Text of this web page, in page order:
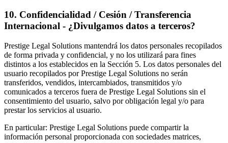
10. Confidencialidad / Cesión / Transferencia
Internacional - ¿Divulgamos datos a terceros?
Prestige Legal Solutions mantendrá los datos personales recopilados
de forma privada y confidencial, y no los utilizará para fines
distintos a los establecidos en la Sección 5. Los datos personales del
usuario recopilados por Prestige Legal Solutions no serán
transferidos, vendidos, intercambiados, transmitidos y/o
comunicados a terceros fuera de Prestige Legal Solutions sin el
consentimiento del usuario, salvo por obligación legal y/o para
prestar los servicios al usuario.
En particular: Prestige Legal Solutions puede compartir la
información personal proporcionada con sociedades matrices,